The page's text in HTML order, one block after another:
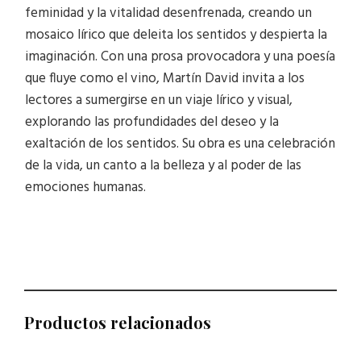
feminidad y la vitalidad desenfrenada, creando un
mosaico lírico que deleita los sentidos y despierta la
imaginación. Con una prosa provocadora y una poesía
que fluye como el vino, Martín David invita a los
lectores a sumergirse en un viaje lírico y visual,
explorando las profundidades del deseo y la
exaltación de los sentidos. Su obra es una celebración
de la vida, un canto a la belleza y al poder de las
emociones humanas.
Productos relacionados